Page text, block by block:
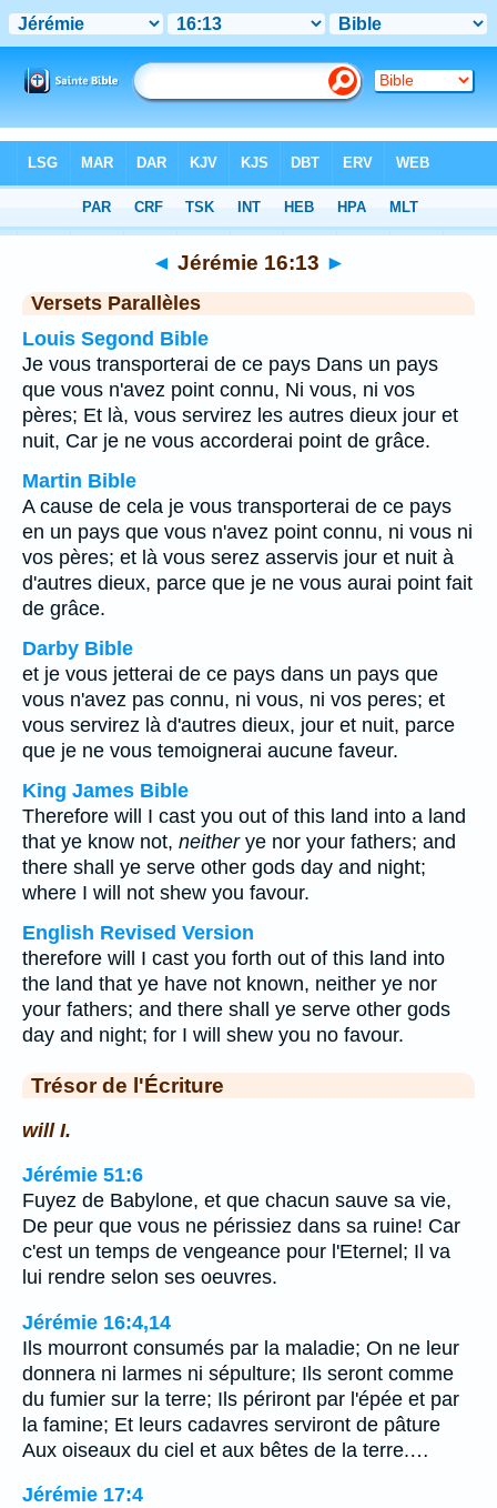
Chapitre 16 > Verset 13
◄ Jérémie 16:13 ►
Versets Parallèles
Louis Segond Bible
Je vous transporterai de ce pays Dans un pays
que vous n'avez point connu, Ni vous, ni vos
pères; Et là, vous servirez les autres dieux jour et
nuit, Car je ne vous accorderai point de grâce.
Martin Bible
A cause de cela je vous transporterai de ce pays
en un pays que vous n'avez point connu, ni vous ni
vos pères; et là vous serez asservis jour et nuit à
d'autres dieux, parce que je ne vous aurai point fait
de grâce.
Darby Bible
et je vous jetterai de ce pays dans un pays que
vous n'avez pas connu, ni vous, ni vos peres; et
vous servirez là d'autres dieux, jour et nuit, parce
que je ne vous temoignerai aucune faveur.
King James Bible
Therefore will I cast you out of this land into a land
that ye know not, neitherye nor your fathers; and
there shall ye serve other gods day and night;
where I will not shew you favour.
English Revised Version
therefore will I cast you forth out of this land into
the land that ye have not known, neither ye nor
your fathers; and there shall ye serve other gods
day and night; for I will shew you no favour.
Trésor de l'Écriture
will I.
Jérémie 51:6
Fuyez de Babylone, et que chacun sauve sa vie,
De peur que vous ne périssiez dans sa ruine! Car
c'est un temps de vengeance pour l'Eternel; Il va
lui rendre selon ses oeuvres.
Jérémie 16:4,14
Ils mourront consumés par la maladie; On ne leur
donnera ni larmes ni sépulture; Ils seront comme
du fumier sur la terre; Ils périront par l'épée et par
la famine; Et leurs cadavres serviront de pâture
Aux oiseaux du ciel et aux bêtes de la terre.…
Jérémie 17:4